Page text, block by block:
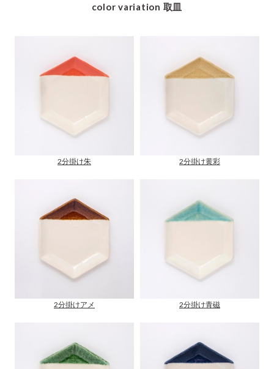
color variation 取皿
2分掛け朱 2分掛け黄彩
2分掛けアメ 2分掛け青磁